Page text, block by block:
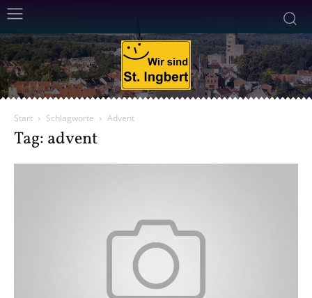
Start Schlagworte Advent
Tag: advent